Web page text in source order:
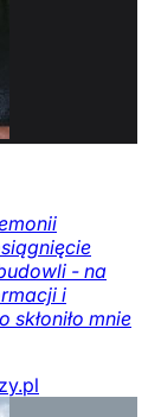
- na
i
mnie